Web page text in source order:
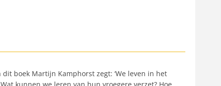
boek Martijn Kamphorst zegt: ‘We leven in het